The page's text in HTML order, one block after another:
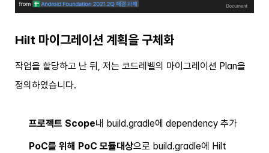
Hilt 마이그레이션 계획을 구체화
작업을 할당하고 난 뒤, 저는 코드레벨의 마이그레이션 Plan을
정의하였습니다.
프로젝트 Scope내 build.gradle에 dependency 추가
PoC를 위해 PoC 모듈대상으로 build.gradle에 Hilt